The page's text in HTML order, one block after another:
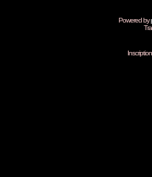
Powered by